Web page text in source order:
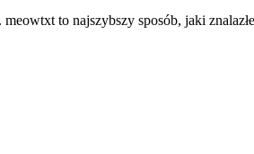
to najszybszy sposób, jaki